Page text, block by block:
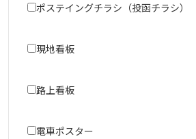
ポステイングチラシ（投函チラシ）
現地看板
路上看板
電車ポスター